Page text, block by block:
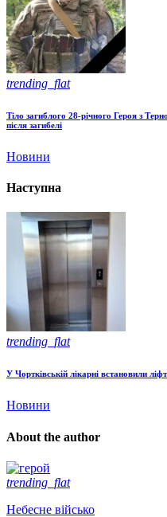
trending_flat
Тіло загиблого 28-річного Героя з
після загибелі
Новини
Наступна
trending_flat
У Чортківській лікарні встановили
Новини
About the author
trending_flat
Небесне військо